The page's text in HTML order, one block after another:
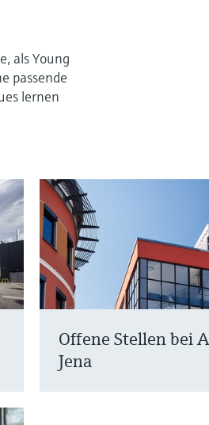
als Young
passende
lernen
Offene Stellen bei
Jena